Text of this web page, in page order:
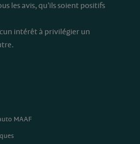
les avis, qu’ils soient positifs
intérêt à privilégier un
MAAF